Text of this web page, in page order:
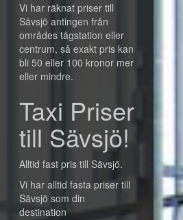
Vi har räknat priser till
Sävsjö antingen från
områdes tågstation eller
centrum, så exakt pris kan
bli 50 eller 100 kronor mer
eller mindre.
Taxi Priser
till Sävsjö!
Alltid fast pris till Sävsjö.
Vi har alltid fasta priser till
Sävsjö som din
destination